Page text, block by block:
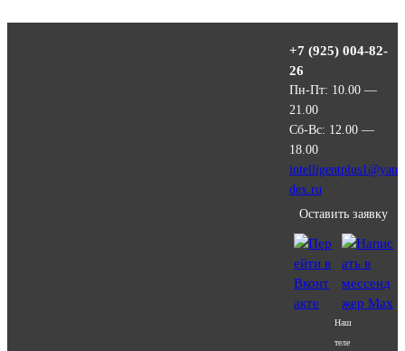
+7 (925) 004-82-
26
Пн-Пт: 10.00 —
21.00
Сб-Вс: 12.00 —
18.00
intelligentplus1@yan
dex.ru
Оставить заявку
Наш
теле